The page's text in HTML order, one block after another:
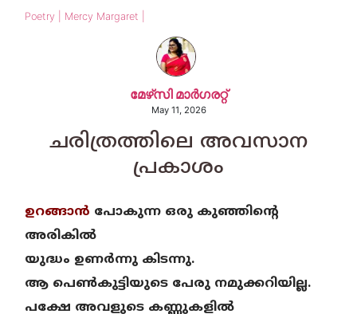
Poetry | Mercy Margaret |
മേഴ്‌സി മാര്‍ഗരറ്റ്‌
May 11, 2026
ചരിത്രത്തിലെ അവസാന
പ്രകാശം
ഉറങ്ങാൻ പോകുന്ന ഒരു കുഞ്ഞിന്റെ
അരികിൽ
യുദ്ധം ഉണർന്നു കിടന്നു.
ആ പെൺകുട്ടിയുടെ പേരു നമുക്കറിയില്ല.
പക്ഷേ അവളുടെ കണ്ണുകളിൽ